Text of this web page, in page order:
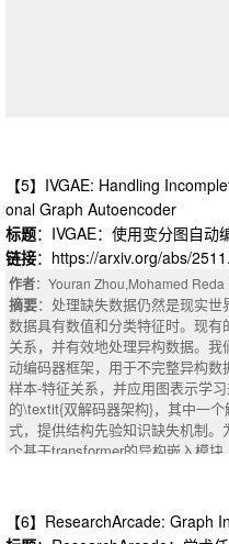
：生物神经元表现出非凡的智能
元进行通信，并自组织成复杂的
能可以从类似的智能计算单元中
通过图形结构的交互实现紧急计
【5】IVGAE: Handling
onal Graph Autoencoder
标题：IVGAE：使用变分图自
链接：https://arxiv.org/abs/
作者：Youran Zhou,Mohamed
摘要：处理缺失数据仍然是现实
数据具有数值和分类特征时。现
关系，并有效地处理异构数据。
动编码器框架，用于不完整异构
样本-特征关系，并应用图表示学
的\textit{双解码器架构}，其中一
式，提供结构先验知识缺失机制
个基于transformer的异构嵌入模
可在https://github.com/echoid/
摘要 ：Handling missing data
【6】ResearchArcade: Graph